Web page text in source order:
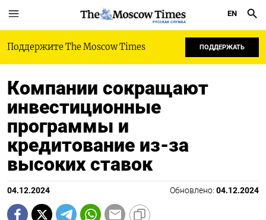
РУССКАЯ СЛУЖБА
EN
Поддержите The Moscow Times ПОДДЕРЖАТЬ
Компании сокращают
инвестиционные
программы и
кредитование из-за
высоких ставок
04.12.2024 Обновлено: 04.12.2024